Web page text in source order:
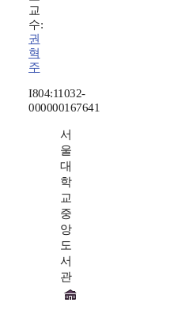
교
수:
권
혁
주
I804:11032-
000000167641
서
울
대
학
교
중
앙
도
서
관